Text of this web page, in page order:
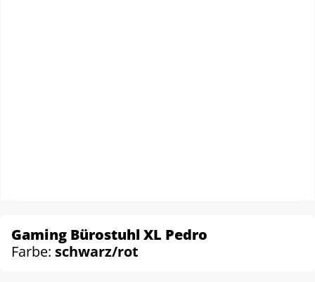
Gaming Bürostuhl XL Pedro
Farbe: schwarz/rot